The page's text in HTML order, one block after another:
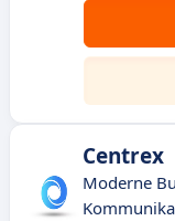
Centrex
Moderne